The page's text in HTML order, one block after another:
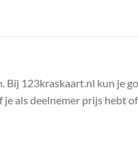
123kraskaart.nl kun je
als deelnemer prijs hebt